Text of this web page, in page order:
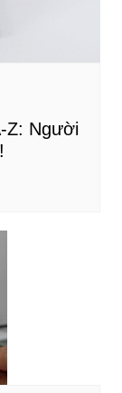
Z: Người